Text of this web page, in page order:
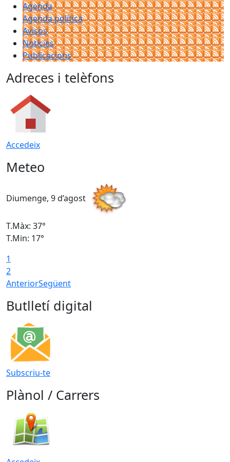
Agenda
Agenda política
Avisos
Notícies
Publicacions
Adreces i telèfons
Accedeix
Meteo
Diumenge, 9 d’agost
T.Màx: 37°
T.Min: 17°
1
2
AnteriorSegüent
Butlletí digital
Subscriu-te
Plànol / Carrers